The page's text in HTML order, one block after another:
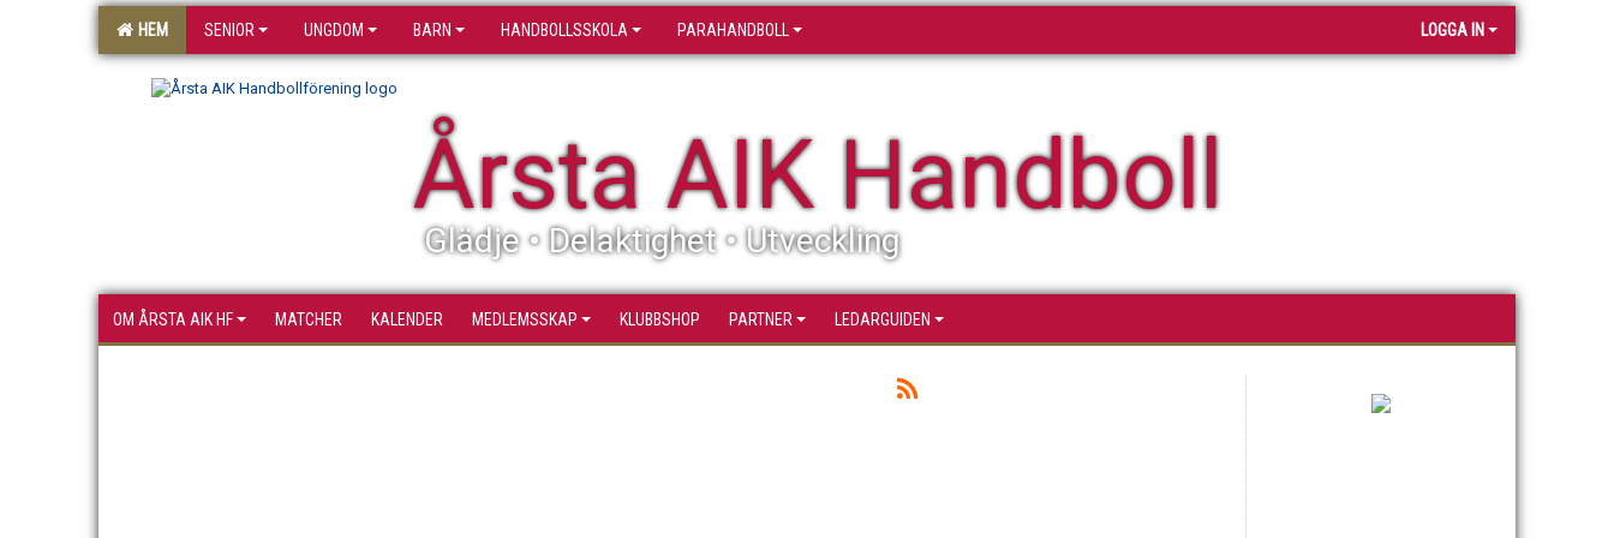
HEM SENIOR UNGDOM BARN HANDBOLLSSKOLA PARAHANDBOLL LOGGA IN
Årsta AIK Handboll
Glädje • Delaktighet • Utveckling
OM ÅRSTA AIK HF MATCHER KALENDER MEDLEMSSKAP KLUBBSHOP PARTNER LEDARGUIDEN